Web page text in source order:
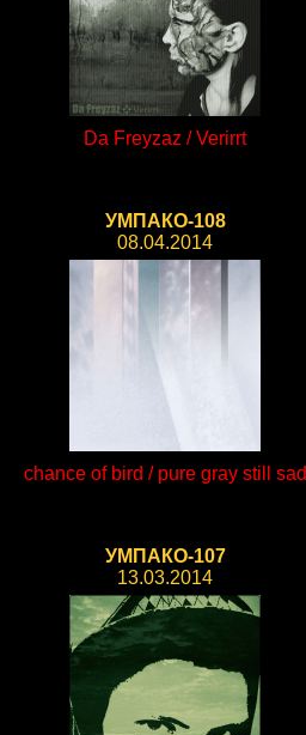
Da Freyzaz / Verirrt
УМПАКО-108
08.04.2014
chance of bird / pure gray still sad
УМПАКО-107
13.03.2014